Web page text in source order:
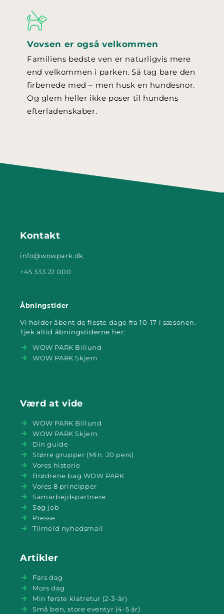
Vovsen er også velkommen
Familiens bedste ven er naturligvis mere
end velkommen i parken. Så tag bare den
firbenede med – men husk en hundesnor.
Og glem heller ikke poser til hundens
efterladenskaber.
Kontakt
info@wowpark.dk
+45 333 22 000
Åbningstider
Vi holder åbent de fleste dage fra 10-17 i sæsonen.
Tjek altid åbningstiderne her:
WOW PARK Billund
WOW PARK Skjern
Værd at vide
WOW PARK Billund
WOW PARK Skjern
Din guide
Større grupper (Min. 20 pers)
Vores historie
Brødrene bag WOW PARK
Vores 8 principper
Samarbejdspartnere
Søg job
Presse
Tilmeld nyhedsmail
Artikler
Fars dag
Mors dag
Min første klatretur (2-3-år)
Små ben, store eventyr (4-5 år)